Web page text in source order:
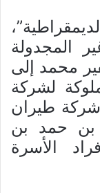
المجدولة
محمد إلى
لشركة
شركة طيران
بن حمد بن
الأسرة